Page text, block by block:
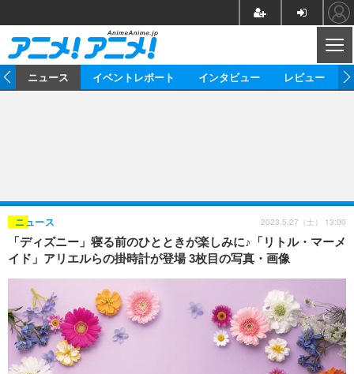
ゲーム グッズ
海外イベント ビジネス
俳優・タレント アーティスト
ビジネス
アニメ 実写
書評 イベント
ゲーム 座談会
動画
アニメ 映画/ドラマ
アニメ！アニメ！TV ABEMA Cafe
連載・コラム
ニュース イベントレポート インタビュー レビュー
「ディズニー」寝る前のひとときが楽しみに♪「リトル・マーメ
イド」アリエルらの掛時計が登場 3枚目の写真・画像
ニュース 2023.5.27（土） 13:00